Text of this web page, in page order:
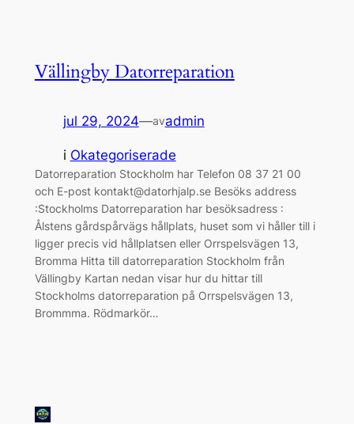
Vällingby Datorreparation
jul 29, 2024—avadmin
i Okategoriserade
Datorreparation Stockholm har Telefon 08 37 21 00
och E-post kontakt@datorhjalp.se Besöks address
:Stockholms Datorreparation har besöksadress :
Ålstens gårdspårvägs hållplats, huset som vi håller till i
ligger precis vid hållplatsen eller Orrspelsvägen 13,
Bromma Hitta till datorreparation Stockholm från
Vällingby Kartan nedan visar hur du hittar till
Stockholms datorreparation på Orrspelsvägen 13,
Brommma. Rödmarkör…